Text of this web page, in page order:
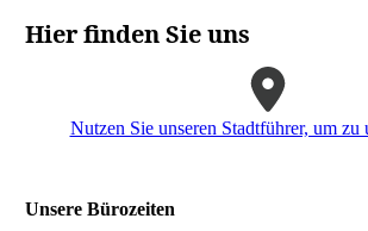
Hier finden Sie uns
Nutzen Sie unseren Stadtführer, um zu
Unsere Bürozeiten